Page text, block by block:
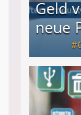
Geld
neue
↻ Täglich